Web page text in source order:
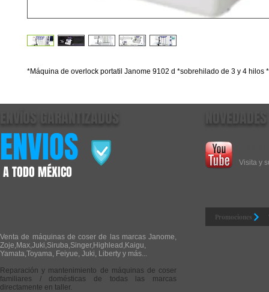
*Máquina de overlock portatil Janome 9102 d *sobrehilado de 3 y 4 hilos *
ENVÍOS GARANTIZADOS NOVEDADES
ENVIOS
A TODO MÉXICO
Visita y
Venta de máquinas de coser de las marcas Janome,
Zoje,Max,Juki,Siruba,Singer,Highlead,Kaigu,
Yamata,Toyama, Feiyue, Juki, Liberty y más...
Reparación y mantenimiento de máquinas de coser
familiares / domésticas de todas las marcas
directamente en taller.
Promociones